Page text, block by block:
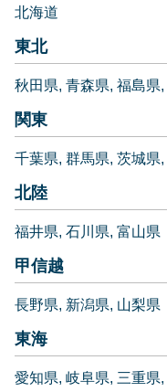
北海道
東北
秋田県 青森県 福島県
関東
千葉県 群馬県 茨城県
北陸
福井県 石川県 富山県
甲信越
長野県 新潟県 山梨県
東海
愛知県 岐阜県 三重県